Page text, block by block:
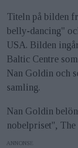
Titeln på bilden
belly-dancing"
USA. Bilden
Baltic Centre
Nan Goldin och
samling.
Nan Goldin
nobelpriset", The
ANNONS